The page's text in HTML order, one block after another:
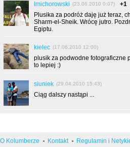
lmichorowski (23.06.2010 0:07)
+1
Plusika za podróż daję już teraz,
Sharm-el-Sheik. Wrócę jutro.
Egiptu.
kielec (17.06.2010 12:00)
plusik za podwodne fotograficzne
to lepiej :)
siuniek (29.04.2010 15:43)
Ciąg dalszy nastąpi ...
O Kolumberze Kontakt Regulamin i